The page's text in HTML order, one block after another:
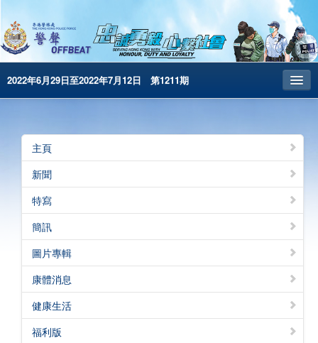
2022年6月29日至2022年7月12日 第1211期
昔日警聲
警務處主頁
简体版
English
電子書版
警聲特刊
主頁
新聞
特寫
簡訊
圖片專輯
康體消息
健康生活
福利版